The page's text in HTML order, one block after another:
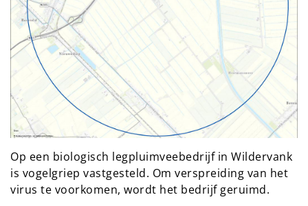
Op een biologisch legpluimveebedrijf in Wildervank
is vogelgriep vastgesteld. Om verspreiding van het
virus te voorkomen, wordt het bedrijf geruimd.